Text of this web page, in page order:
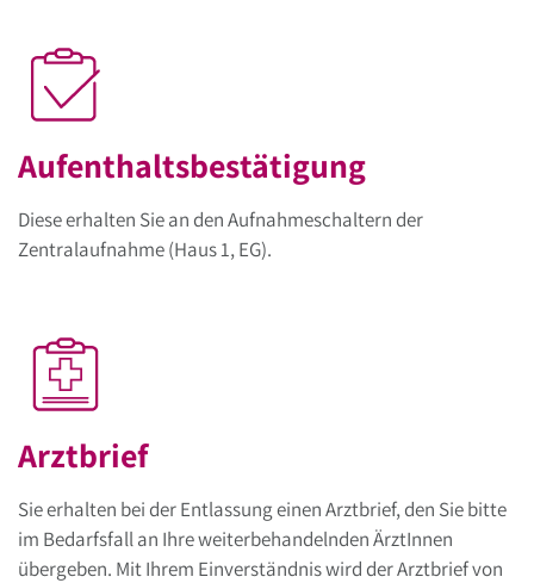
Aufenthaltsbestätigung
Diese erhalten Sie an den Aufnahmeschaltern der
Zentralaufnahme (Haus 1, EG).
Arztbrief
Sie erhalten bei der Entlassung einen Arztbrief, den Sie bitte
im Bedarfsfall an Ihre weiterbehandelnden ÄrztInnen
übergeben. Mit Ihrem Einverständnis wird der Arztbrief von